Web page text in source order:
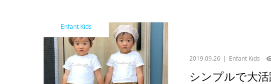
Enfant Kids
2019.09.26 Enfant Kids
シンプルで大